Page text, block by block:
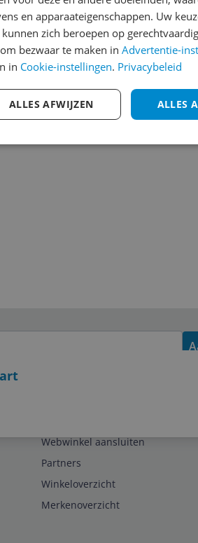
-
€250,-! Klik hier voor de
Cijfer
Welk cijfer geef jij dit
3
1
Webwinkel aansluiten
Partners
Winkeloverzicht
Merkenoverzicht
en apparaateigenschappen. Uw
zich beroepen op
bezwaar te maken in Advertentie-
in Cookie-instellingen. Privacybeleid
ALLES
ALLES AFWIJZEN